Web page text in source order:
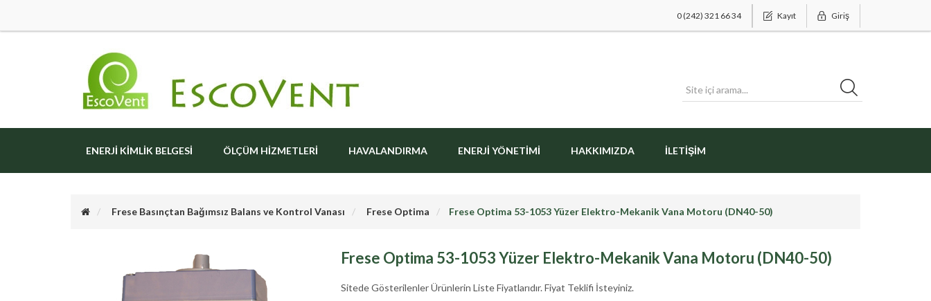
0 (242) 321 66 34 Kayıt Giriş
ENERJI KIMLIK BELGESI ÖLÇÜM HIZMETLERI HAVALANDIRMA ENERJI YÖNETIMI HAKKIMIZDA İLETIŞIM
Frese Basınçtan Bağımsız Balans ve Kontrol Vanası Frese Optima Frese Optima 53-1053 Yüzer Elektro-Mekanik Vana Motoru (DN40-50)
Frese Optima 53-1053 Yüzer Elektro-Mekanik Vana Motoru (DN40-50)
Sitede Gösterilenler Ürünlerin Liste Fiyatlarıdır. Fiyat Teklifi İsteyiniz.